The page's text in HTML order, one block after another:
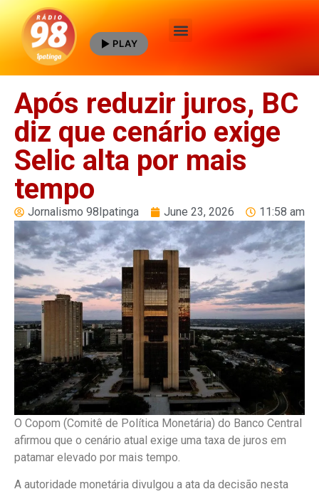
PLAY
Após reduzir juros, BC
diz que cenário exige
Selic alta por mais
tempo
Jornalismo 98Ipatinga June 23, 2026 11:58 am
O Copom (Comitê de Política Monetária) do Banco Central
afirmou que o cenário atual exige uma taxa de juros em
patamar elevado por mais tempo.
A autoridade monetária divulgou a ata da decisão nesta